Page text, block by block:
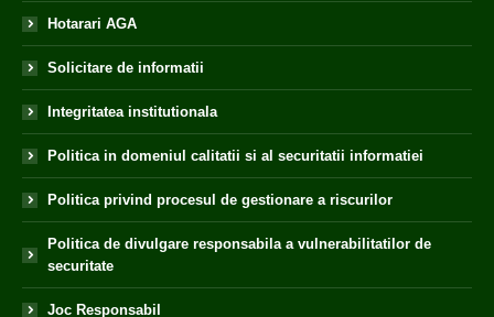
Hotarari AGA
Solicitare de informatii
Integritatea institutionala
Politica in domeniul calitatii si al securitatii informatiei
Politica privind procesul de gestionare a riscurilor
Politica de divulgare responsabila a vulnerabilitatilor de
securitate
Joc Responsabil